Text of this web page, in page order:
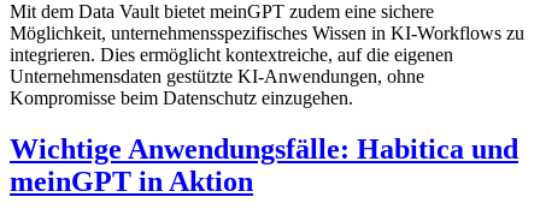
Mit dem Data Vault bietet meinGPT zudem eine sichere
Möglichkeit, unternehmensspezifisches Wissen in KI-Workflows zu
integrieren. Dies ermöglicht kontextreiche, auf die eigenen
Unternehmensdaten gestützte KI-Anwendungen, ohne
Kompromisse beim Datenschutz einzugehen.
Wichtige Anwendungsfälle: Habitica und
meinGPT in Aktion